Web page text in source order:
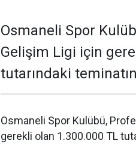
Osmaneli Spor
Gelişim Ligi için
tutarındaki teminatın
Osmaneli Spor Kulübü,
gerekli olan 1.300.000 TL